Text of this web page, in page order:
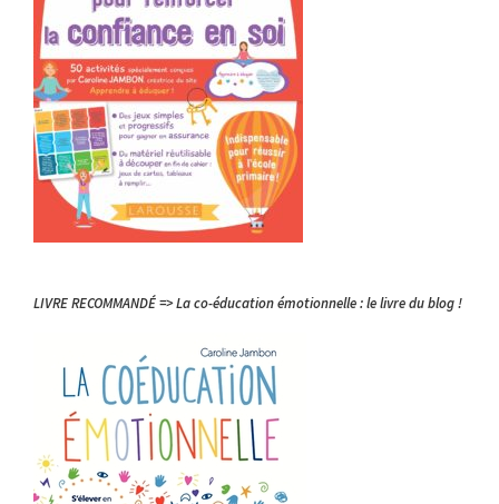
LIVRE RECOMMANDÉ => La co-éducation émotionnelle : le livre du blog !